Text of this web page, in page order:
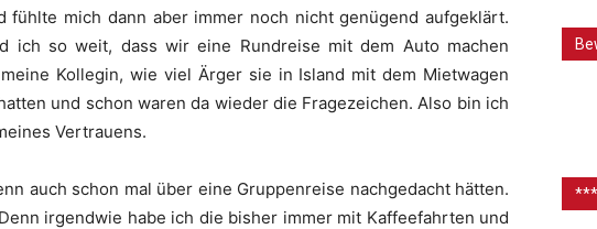
fühlte mich dann aber immer noch nicht genügend aufgeklärt.
ich so weit, dass wir eine Rundreise mit dem Auto machen
Kollegin, wie viel Ärger sie in Island mit dem Mietwagen
und schon waren da wieder die Fragezeichen. Also bin ich
Vertrauens.
auch schon mal über eine Gruppenreise nachgedacht hätten.
irgendwie habe ich die bisher immer mit Kaffeefahrten und